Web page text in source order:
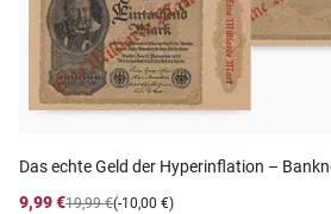
Das echte Geld der Hyperinflation –
9,99 €
(-10,00 €)
19,99 €